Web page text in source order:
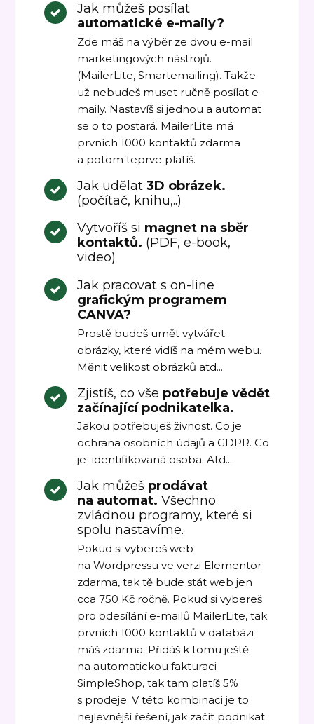
Jak můžeš posílat
automatické e-maily?
Zde máš na výběr ze dvou e-mail
marketingových nástrojů.
(MailerLite, Smartemailing). Takže
už nebudeš muset ručně posílat e-
maily. Nastavíš si jednou a automat
se o to postará. MailerLite má
prvních 1000 kontaktů zdarma
a potom teprve platíš.
Jak udělat 3D obrázek.
(počítač, knihu,..)
Vytvoříš si magnet na sběr
kontaktů. (PDF, e-book,
video)
Jak pracovat s on-line
grafickým programem
CANVA?
Prostě budeš umět vytvářet
obrázky, které vidíš na mém webu.
Měnit velikost obrázků atd...
Zjistíš, co vše potřebuje vědět
začínající podnikatelka.
Jakou potřebuješ živnost. Co je
ochrana osobních údajů a GDPR. Co
je identifikovaná osoba. Atd...
Jak můžeš prodávat
na automat. Všechno
zvládnou programy, které si
spolu nastavíme.
Pokud si vybereš web
na Wordpressu ve verzi Elementor
zdarma, tak tě bude stát web jen
cca 750 Kč ročně. Pokud si vybereš
pro odesílání e-mailů MailerLite, tak
prvních 1000 kontaktů v databázi
máš zdarma. Přidáš k tomu ještě
na automatickou fakturaci
SimpleShop, tak tam platíš 5%
s prodeje. V této kombinaci je to
nejlevnější řešení, jak začít podnikat